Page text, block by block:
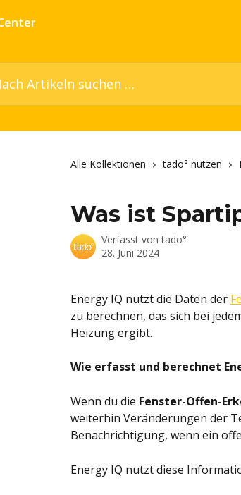
suchen …
Alle Kollektionen tado° nutzen
Was ist
Verfasst vontado°
28. Juni 2024
Energy IQ nutzt die Daten der
zu berechnen, das sich bei
Heizung ergibt.
Wie erfasst und berechnet
Wenn du die Fenster-Offen-
weiterhin Veränderungen der
Benachrichtigung, wenn ein
Energy IQ nutzt diese